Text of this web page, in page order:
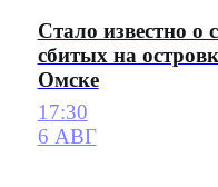
Стало известно о
сбитых на
Омске
17:30
6 АВГ